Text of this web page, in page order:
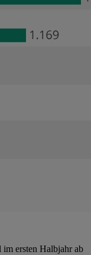
ersten Halbjahr ab